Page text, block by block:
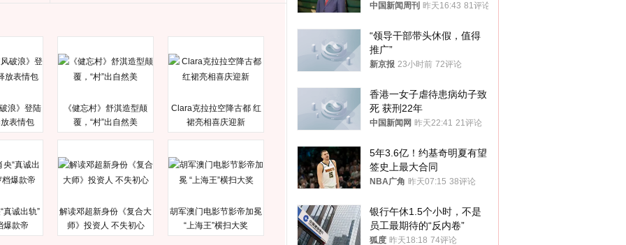
浪》登陆
表情包
《健忘村》舒淇造型颠
覆，“村”出自然美
Clara克拉拉空降古都 红
裙亮相喜庆迎新
真诚出轨”
爆款帝
解读邓超新身份《复合大
师》投资人 不失初心
胡军澳门电影节影帝加冕
“上海王”横扫大奖
中国新闻周刊 昨天16:43 81评论
“领导干部带头休假，值得
推广”
新京报 23小时前 72评论
香港一女子虐待患病幼子致
死 获刑22年
中国新闻网 昨天22:41 21评论
5年3.6亿！约基奇明夏有望
签史上最大合同
NBA广角 昨天07:15 38评论
银行午休1.5个小时，不是
员工最期待的“反内卷”
狐度 昨天18:18 74评论